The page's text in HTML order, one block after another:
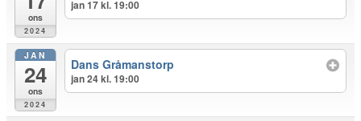
ons
2024
jan 17 kl. 19:00
JAN
24
ons
2024
Dans Gråmanstorp
jan 24 kl. 19:00